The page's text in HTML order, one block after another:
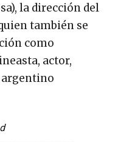
la dirección del
también se
como
actor,